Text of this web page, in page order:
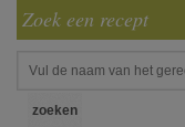
Zoek een recept